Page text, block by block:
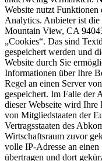
Website nutzt Funktionen
Analytics. Anbieter ist
Mountain View, CA
„Cookies“. Das sind
gespeichert werden und
Website durch Sie
Informationen über Ihre
Regel an einen Server
gespeichert. Im Falle der
dieser Webseite wird
von Mitgliedstaaten der
Vertragsstaaten des
Wirtschaftsraum zuvor
volle IP-Adresse an
übertragen und dort